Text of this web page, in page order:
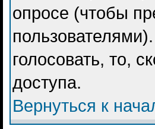
опросе (чтобы
голосовать, то,
доступа.
Вернуться к